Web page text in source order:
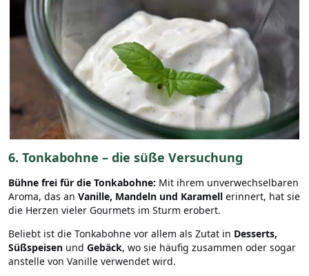
6. Tonkabohne – die süße Versuchung
Bühne frei für die Tonkabohne: Mit ihrem unverwechselbaren
Aroma, das an Vanille, Mandeln und Karamell erinnert, hat sie
die Herzen vieler Gourmets im Sturm erobert.
Beliebt ist die Tonkabohne vor allem als Zutat in Desserts,
Süßspeisen und Gebäck, wo sie häufig zusammen oder sogar
anstelle von Vanille verwendet wird.